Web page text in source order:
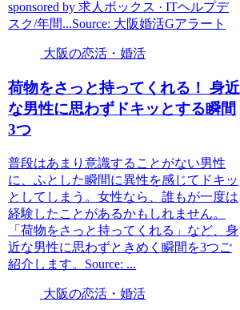
sponsored by 求人ボックス · ITヘルプデ
スク/年間...Source: 大阪婚活Gアラート
大阪の恋活・婚活
荷物をさっと持ってくれる！ 身近
な男性に思わずドキッとする瞬間
3つ
普段はあまり意識することがない男性
に、ふとした瞬間に異性を感じてドキッ
としてしまう。女性なら、誰もが一度は
経験したことがあるかもしれません。
「荷物をさっと持ってくれる」など、身
近な男性に思わずときめく瞬間を3つご
紹介します。Source: ...
大阪の恋活・婚活